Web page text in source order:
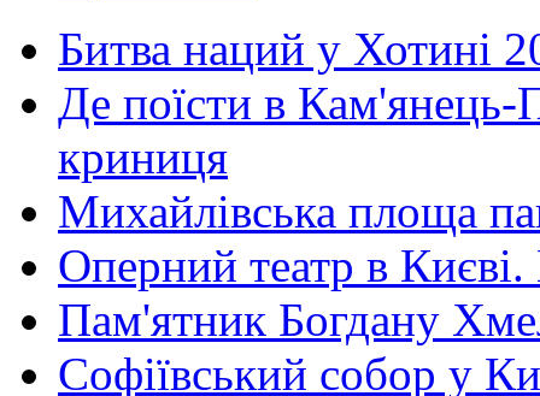
Битва наций у Хотині
Де поїсти в Кам'янець-
криниця
Михайлівська площа
Оперний театр в
Пам'ятник Богдану
Софіївський собор у